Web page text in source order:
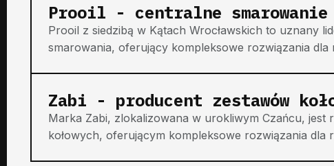
Prooil - centralne smarowanie
Prooil z siedzibą w Kątach Wrocławskich to uznany
smarowania, oferujący kompleksowe rozwiązania dla
Zabi - producent zestawów
Marka Zabi, zlokalizowana w urokliwym Czańcu,
kołowych, oferującym kompleksowe rozwiązania